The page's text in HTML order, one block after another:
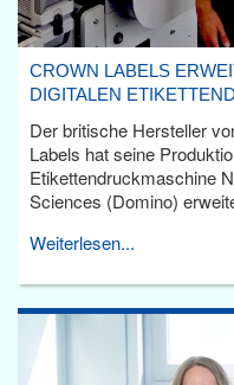
CROWN LABELS
DIGITALEN
Der britische Hersteller
Labels hat seine
Etikettendruckmaschine
Sciences (Domino)
Weiterlesen...